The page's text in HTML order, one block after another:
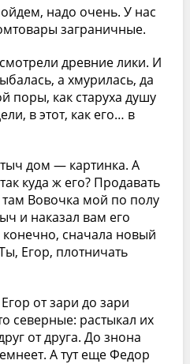
надо очень. У нас
заграничные.
древние лики. И
а хмурилась, да
поры, как старуха душу
в этот, как его… в
дом — картинка. А
куда ж его? Продавать
Вовочка мой по полу
и наказал вам его
сначала новый
Егор, плотничать
от зари до зари
северные: растыкал их
от друга. До знона
А тут еще Федор